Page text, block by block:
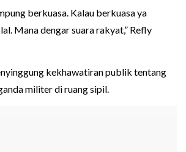
berkuasa. Kalau berkuasa ya
Mana dengar suara rakyat,” Refly
kekhawatiran publik tentang
militer di ruang sipil.